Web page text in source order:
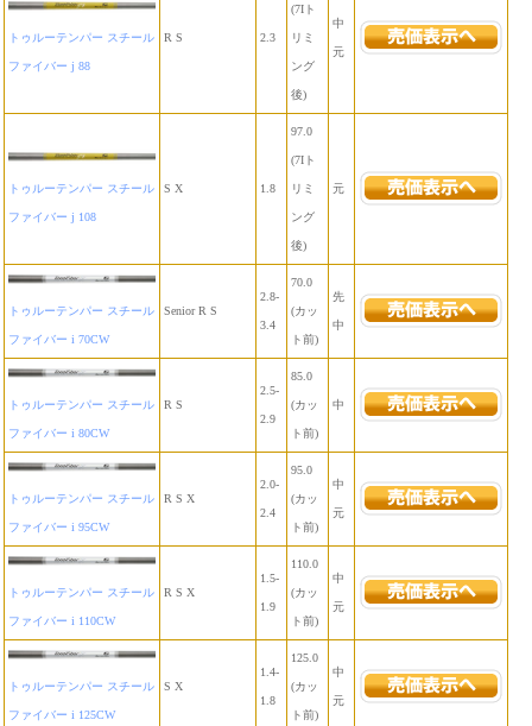
トゥルーテンパー スチール
ファイバー j 88
R S 2.3
(7Iト
リミ
ング
後)
中
元
トゥルーテンパー スチール
ファイバー j 108
S X 1.8
97.0
(7Iト
リミ
ング
後)
元
トゥルーテンパー スチール
ファイバー i 70CW
Senior R S
2.8-
3.4
70.0
(カッ
ト前)
先
中
トゥルーテンパー スチール
ファイバー i 80CW
R S
2.5-
2.9
85.0
(カッ
ト前)
中
トゥルーテンパー スチール
ファイバー i 95CW
R S X
2.0-
2.4
95.0
(カッ
ト前)
中
元
トゥルーテンパー スチール
ファイバー i 110CW
R S X
1.5-
1.9
110.0
(カッ
ト前)
中
元
トゥルーテンパー スチール
ファイバー i 125CW
S X
1.4-
1.8
125.0
(カッ
ト前)
中
元